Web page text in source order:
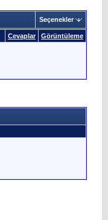
Seçenekler
Cevaplar Görüntüleme